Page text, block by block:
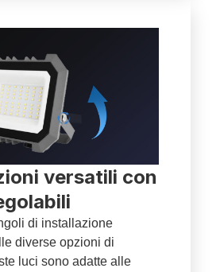
versatili con
di installazione
diverse opzioni di
luci sono adatte alle